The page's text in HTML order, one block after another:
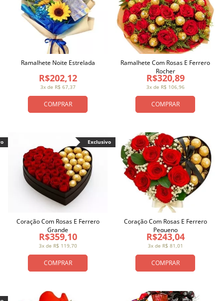
COMPRAR
3x de R$ 67,37
R$202,12
Ramalhete Noite Estrelada
COMPRAR
3x de R$ 106,96
R$320,89
Ramalhete Com Rosas E Ferrero
Rocher
COMPRAR
3x de R$ 119,70
R$359,10
Coração Com Rosas E Ferrero
Grande
Exclusivo
COMPRAR
3x de R$ 81,01
R$243,04
Coração Com Rosas E Ferrero
Pequeno